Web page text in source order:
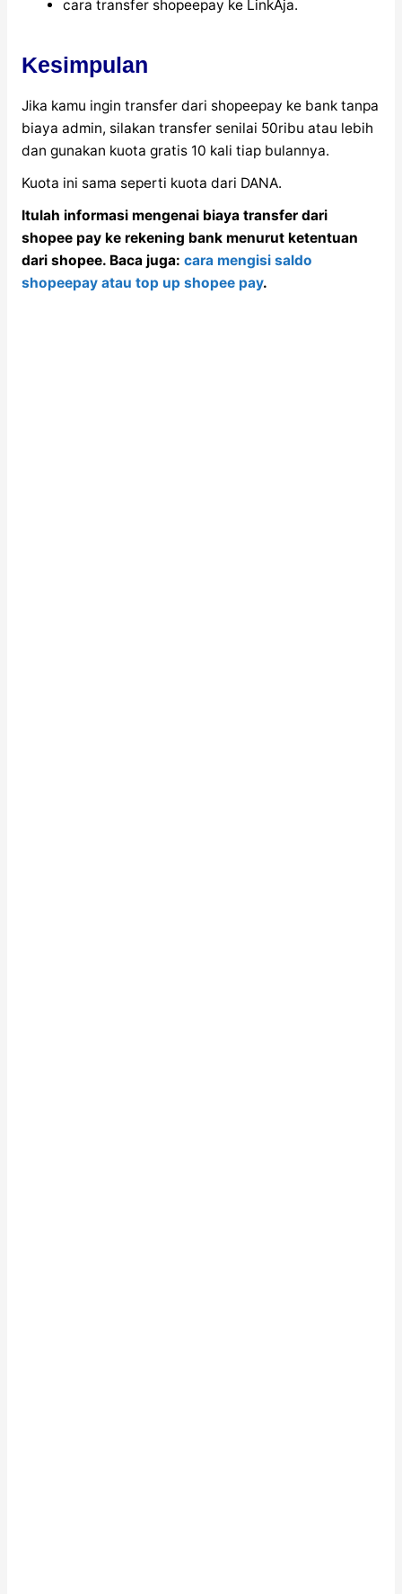
cara transfer shopeepay ke LinkAja.
Kesimpulan
Jika kamu ingin transfer dari shopeepay ke bank tanpa
biaya admin, silakan transfer senilai 50ribu atau lebih
dan gunakan kuota gratis 10 kali tiap bulannya.
Kuota ini sama seperti kuota dari DANA.
Itulah informasi mengenai biaya transfer dari
shopee pay ke rekening bank menurut ketentuan
dari shopee. Baca juga: cara mengisi saldo
shopeepay atau top up shopee pay.